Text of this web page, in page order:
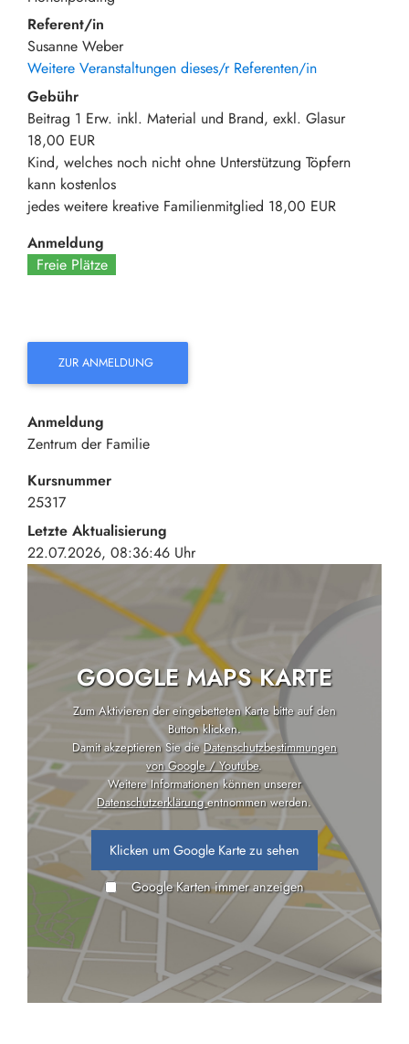
Referent/in
Susanne Weber
Weitere Veranstaltungen dieses/r Referenten/in
Gebühr
Beitrag 1 Erw. inkl. Material und Brand, exkl. Glasur
18,00 EUR
Kind, welches noch nicht ohne Unterstützung Töpfern
kann kostenlos
jedes weitere kreative Familienmitglied 18,00 EUR
Anmeldung
Freie Plätze
ZUR ANMELDUNG
Anmeldung
Zentrum der Familie
Kursnummer
25317
Letzte Aktualisierung
22.07.2026, 08:36:46 Uhr
GOOGLE MAPS KARTE
Zum Aktivieren der eingebetteten Karte bitte auf den
Button klicken.
Damit akzeptieren Sie dieDatenschutzbestimmungen
von Google / Youtube.
Weitere Informationen können unserer
Datenschutzerklärungentnommen werden.
Klicken um Google Karte zu sehen
Google Karten immer anzeigen